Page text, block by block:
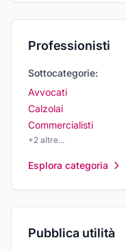
Professionisti
Sottocategorie:
Avvocati
Calzolai
Commercialisti
+2 altre...
Esplora categoria
Pubblica utilità